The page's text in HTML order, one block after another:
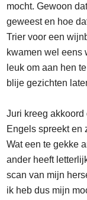
mocht. Gewoon
geweest en hoe
Trier voor een
kwamen wel eens
leuk om aan hen
blije gezichten
Juri kreeg akkoord
Engels spreekt en
Wat een te gekke
ander heeft
scan van mijn
ik heb dus mijn